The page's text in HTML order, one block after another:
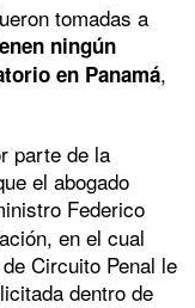
tomadas a
ningún
en Panamá,
parte de la
el abogado
Federico
en el cual
Circuito Penal le
dentro de